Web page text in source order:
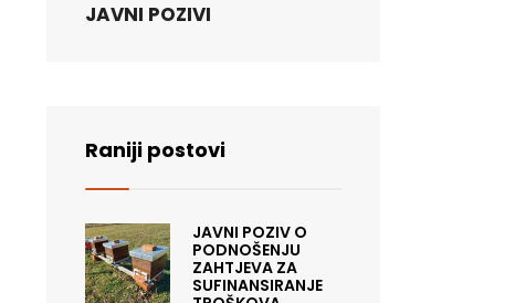
JAVNI POZIVI
Raniji postovi
JAVNI POZIV O
PODNOŠENJU
ZAHTJEVA ZA
SUFINANSIRANJE